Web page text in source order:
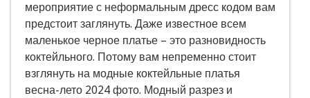
мероприятие с неформальным дресс кодом вам
предстоит заглянуть. Даже известное всем
маленькое черное платье – это разновидность
коктейльного. Потому вам непременно стоит
взглянуть на модные коктейльные платья
весна-лето 2024 фото. Модный разрез и